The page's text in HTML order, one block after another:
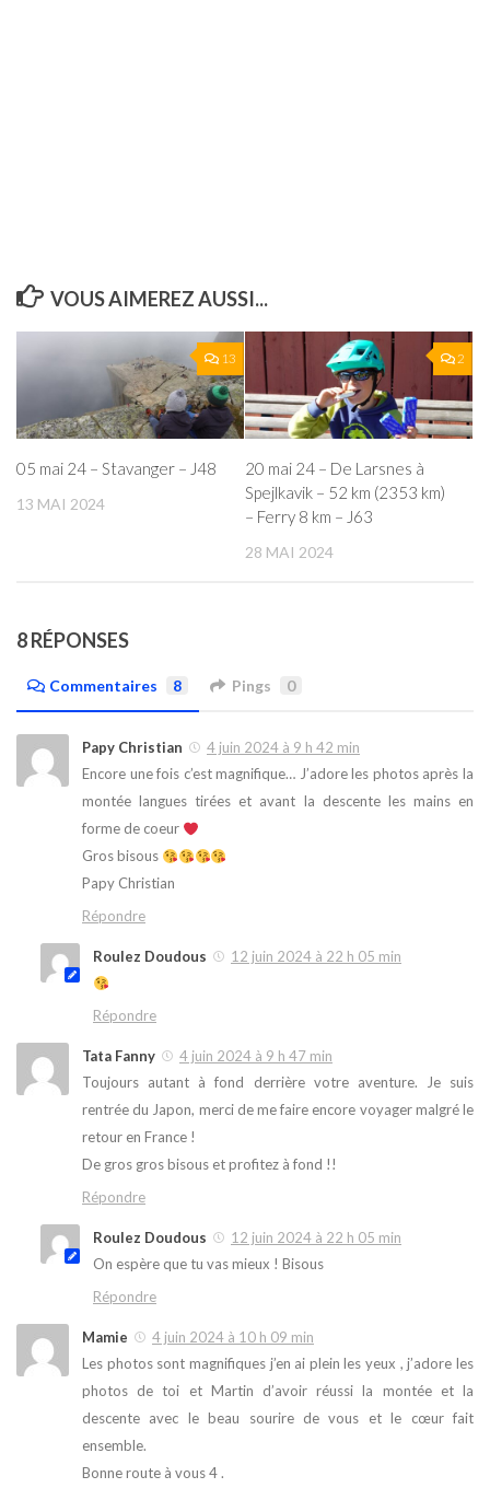
VOUS AIMEREZ AUSSI...
13
05 mai 24 – Stavanger – J48
13 MAI 2024
2
20 mai 24 – De Larsnes à
Spejlkavik – 52 km (2353 km)
– Ferry 8 km – J63
28 MAI 2024
8 RÉPONSES
Commentaires 8 Pings 0
Papy Christian
4 juin 2024 à 9 h 42 min
Encore une fois c’est magnifique… J’adore les photos après la
montée langues tirées et avant la descente les mains en
forme de coeur
Gros bisous
Papy Christian
Répondre
Roulez Doudous 12 juin 2024 à 22 h 05 min
Répondre
Tata Fanny
4 juin 2024 à 9 h 47 min
Toujours autant à fond derrière votre aventure. Je suis
rentrée du Japon, merci de me faire encore voyager malgré le
retour en France !
De gros gros bisous et profitez à fond !!
Répondre
Roulez Doudous
12 juin 2024 à 22 h 05 min
On espère que tu vas mieux ! Bisous
Répondre
Mamie
4 juin 2024 à 10 h 09 min
Les photos sont magnifiques j’en ai plein les yeux , j’adore les
photos de toi et Martin d’avoir réussi la montée et la
descente avec le beau sourire de vous et le cœur fait
ensemble.
Bonne route à vous 4 .